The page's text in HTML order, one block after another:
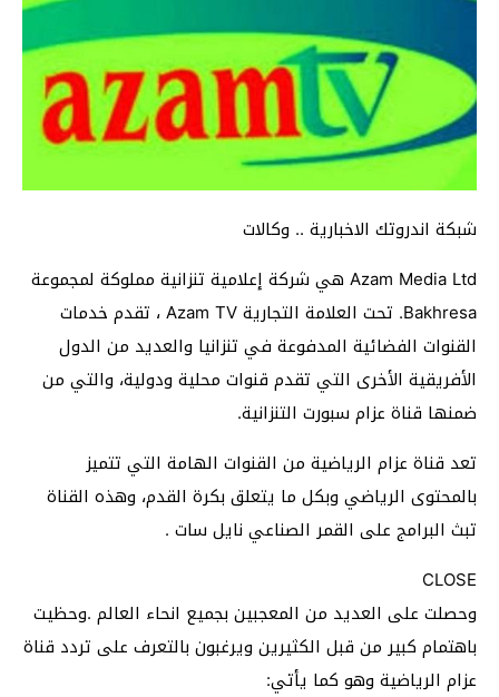
شبكة اندروتك الاخبارية .. وكالات
Azam Media Ltd هي شركة إعلامية تنزانية مملوكة لمجموعة
Bakhresa. تحت العلامة التجارية Azam TV ، تقدم خدمات
القنوات الفضائية المدفوعة في تنزانيا والعديد من الدول
الأفريقية الأخرى التي تقدم قنوات محلية ودولية، والتي من
ضمنها قناة عزام سبورت التنزانية.
تعد قناة عزام الرياضية من القنوات الهامة التي تتميز
بالمحتوى الرياضي وبكل ما يتعلق بكرة القدم، وهذه القناة
تبث البرامج على القمر الصناعي نايل سات .
CLOSE
وحصلت على العديد من المعجبين بجميع انحاء العالم .وحظيت
باهتمام كبير من قبل الكثيرين ويرغبون بالتعرف على تردد قناة
عزام الرياضية وهو كما يأتي: